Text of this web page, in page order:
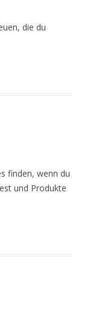
die du
finden, wenn du
und Produkte